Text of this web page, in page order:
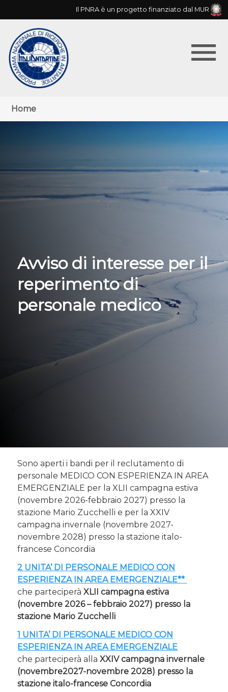
to
navigation
Il PNRA è un progetto finanziato dal MUR
menu
Menu
principale
Briciole
Home
Avviso di interesse per il
reperimento di
personale medico
Sono aperti i bandi per il reclutamento di
personale MEDICO CON ESPERIENZA IN AREA
EMERGENZIALE per la XLII campagna estiva
(novembre 2026-febbraio 2027) presso la
stazione Mario Zucchelli e per laXXIV
campagna invernale (novembre 2027-
novembre 2028) presso la stazione italo-
francese Concordia
2 UNITA’ DI PERSONALE MEDICO CON
ESPERIENZA IN AREA EMERGENZIALE**
che parteciperàXLII campagna estiva
(novembre 2026 – febbraio 2027) presso la
stazione Mario Zucchelli
1 UNITA’ DI PERSONALE MEDICO CON
ESPERIENZA IN AREA EMERGENZIALE
che parteciperà allaXXIV campagna invernale
(novembre2027-novembre 2028) presso la
stazione italo-francese Concordia